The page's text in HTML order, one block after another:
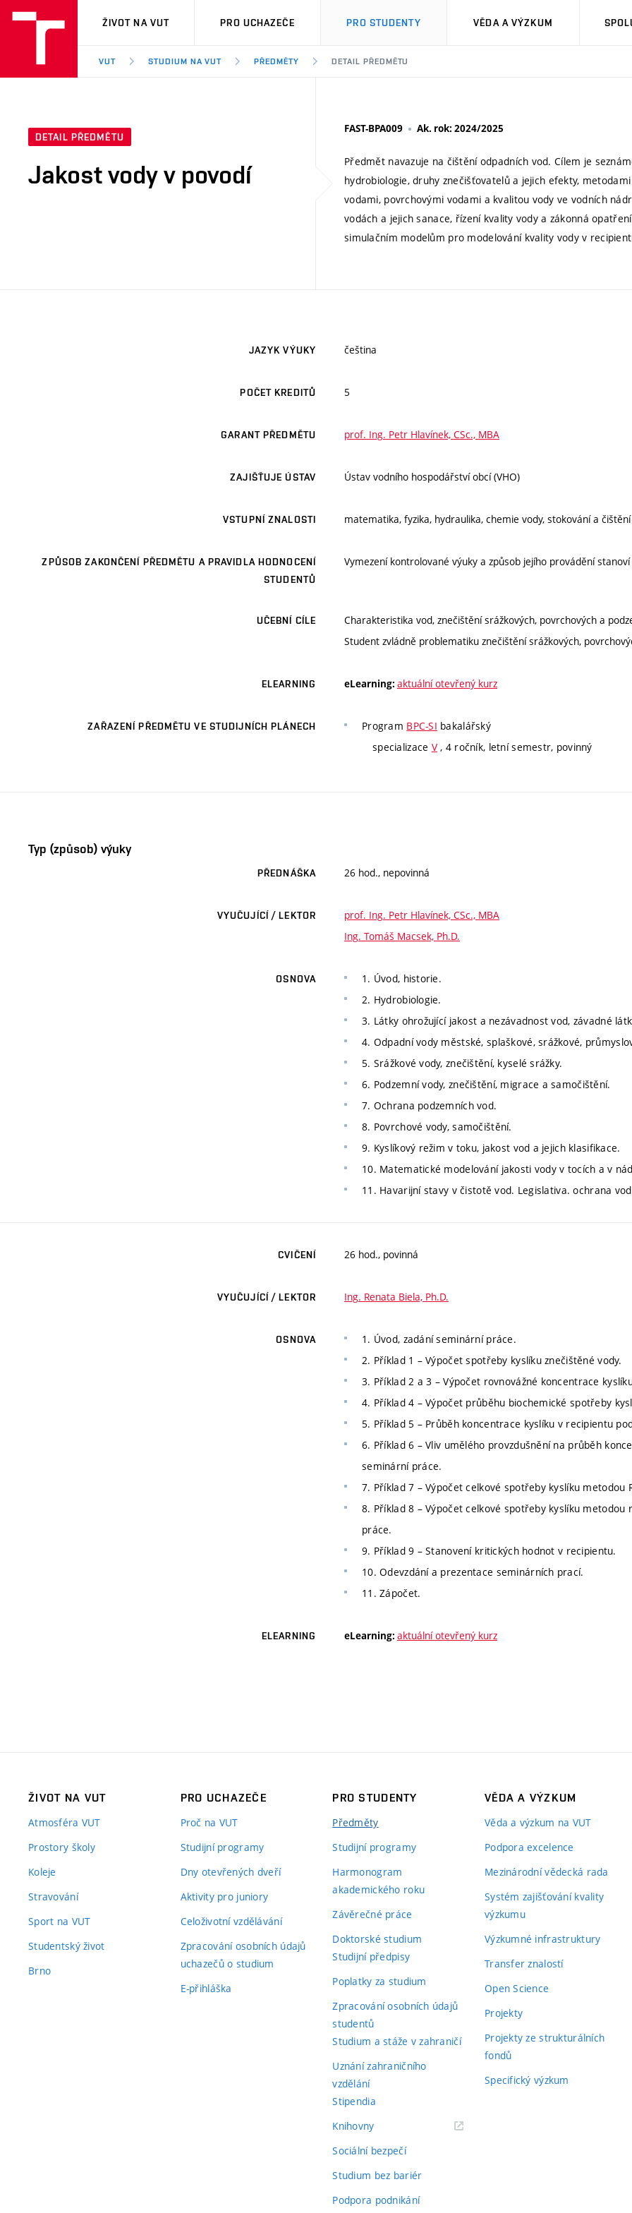
VUT
ŽIVOT NA VUT PRO UCHAZEČE PRO STUDENTY VĚDA A VÝZKUM
VUT STUDIUM NA VUT PŘEDMĚTY DETAIL PŘEDMĚTU
DETAIL PŘEDMĚTU
Jakost vody v povodí
FAST-BPA009 Ak. rok: 2024/2025
Předmět navazuje na čištění odpadních vod. Cílem je
hydrobiologie, druhy znečišťovatelů a jejich efekty,
vodami, povrchovými vodami a kvalitou vody ve vodních
vodách a jejich sanace, řízení kvality vody a zákonná
simulačním modelům pro modelování kvality vody v
JAZYK VÝUKY čeština
POČET KREDITŮ 5
GARANT PŘEDMĚTU prof. Ing. Petr Hlavínek, CSc., MBA
ZAJIŠŤUJE ÚSTAV Ústav vodního hospodářství obcí (VHO)
VSTUPNÍ ZNALOSTI matematika, fyzika, hydraulika, chemie vody, stokování a
ZPŮSOB ZAKONČENÍ PŘEDMĚTU A PRAVIDLA HODNOCENÍ
STUDENTŮ
Vymezení kontrolované výuky a způsob jejího provádění
UČEBNÍ CÍLE
Charakteristika vod, znečištění srážkových, povrchových a
Student zvládně problematiku znečištění srážkových,
ELEARNING eLearning: aktuální otevřený kurz
ZAŘAZENÍ PŘEDMĚTU VE STUDIJNÍCH PLÁNECH Program BPC-SI bakalářský
specializace V, 4 ročník, letní semestr, povinný
Typ (způsob) výuky
PŘEDNÁŠKA 26 hod., nepovinná
VYUČUJÍCÍ / LEKTOR
prof. Ing. Petr Hlavínek, CSc., MBA
Ing. Tomáš Macsek, Ph.D.
OSNOVA
1. Úvod, historie.
2. Hydrobiologie.
3. Látky ohrožující jakost a nezávadnost vod, závadné
4. Odpadní vody městské, splaškové, srážkové,
5. Srážkové vody, znečištění, kyselé srážky.
6. Podzemní vody, znečištění, migrace a samočištění.
7. Ochrana podzemních vod.
8. Povrchové vody, samočištění.
9. Kyslíkový režim v toku, jakost vod a jejich klasifikace.
10. Matematické modelování jakosti vody v tocích a v
11. Havarijní stavy v čistotě vod. Legislativa. ochrana vod
CVIČENÍ 26 hod., povinná
VYUČUJÍCÍ / LEKTOR Ing. Renata Biela, Ph.D.
OSNOVA
1. Úvod, zadání seminární práce.
2. Příklad 1 – Výpočet spotřeby kyslíku znečištěné vody.
3. Příklad 2 a 3 – Výpočet rovnovážné koncentrace
4. Příklad 4 – Výpočet průběhu biochemické spotřeby
5. Příklad 5 – Průběh koncentrace kyslíku v recipientu
6. Příklad 6 – Vliv umělého provzdušnění na průběh
seminární práce.
7. Příklad 7 – Výpočet celkové spotřeby kyslíku metodou
8. Příklad 8 – Výpočet celkové spotřeby kyslíku
práce.
9. Příklad 9 – Stanovení kritických hodnot v recipientu.
10. Odevzdání a prezentace seminárních prací.
11. Zápočet.
ELEARNING eLearning: aktuální otevřený kurz
ŽIVOT NA VUT
Atmosféra VUT
Prostory školy
Koleje
Stravování
Sport na VUT
Studentský život
Brno
PRO UCHAZEČE
Proč na VUT
Studijní programy
Dny otevřených dveří
Aktivity pro juniory
Celoživotní vzdělávání
Zpracování osobních údajů
uchazečů o studium
E-přihláška
PRO STUDENTY
Předměty
Studijní programy
Harmonogram
akademického roku
Závěrečné práce
Doktorské studium
Studijní předpisy
Poplatky za studium
Zpracování osobních údajů
studentů
Studium a stáže v zahraničí
Uznání zahraničního
vzdělání
Stipendia
Knihovny(externí
Sociální bezpečí
Studium bez bariér
Podpora podnikání
VĚDA A VÝZKUM
Věda a výzkum na VUT
Podpora excelence
Mezinárodní vědecká rada
Systém zajišťování kvality
výzkumu
Výzkumné infrastruktury
Transfer znalostí
Open Science
Projekty
Projekty ze strukturálních
fondů
Specifický výzkum